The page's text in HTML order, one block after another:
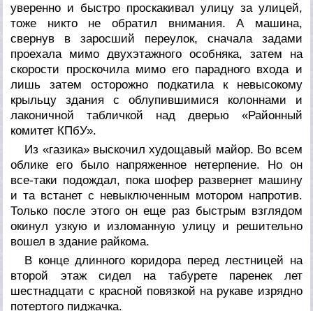
уверенно и быстро проскакивал улицу за улицей,
тоже никто не обратил внимания. А машина,
свернув в заросший переулок, сначала задами
проехала мимо двухэтажного особняка, затем на
скорости проскочила мимо его парадного входа и
лишь затем осторожно подкатила к невысокому
крыльцу здания с облупившимися колоннами и
лаконичной табличкой над дверью «Районный
комитет КПбУ».
Из «газика» выскочил худощавый майор. Во всем
облике его было напряженное нетерпение. Но он
все-таки подождал, пока шофер развернет машину
и та встанет с невыключенным мотором напротив.
Только после этого он еще раз быстрым взглядом
окинул узкую и изломанную улицу и решительно
вошел в здание райкома.
В конце длинного коридора перед лестницей на
второй этаж сидел на табурете паренек лет
шестнадцати с красной повязкой на рукаве изрядно
потертого пиджачка.